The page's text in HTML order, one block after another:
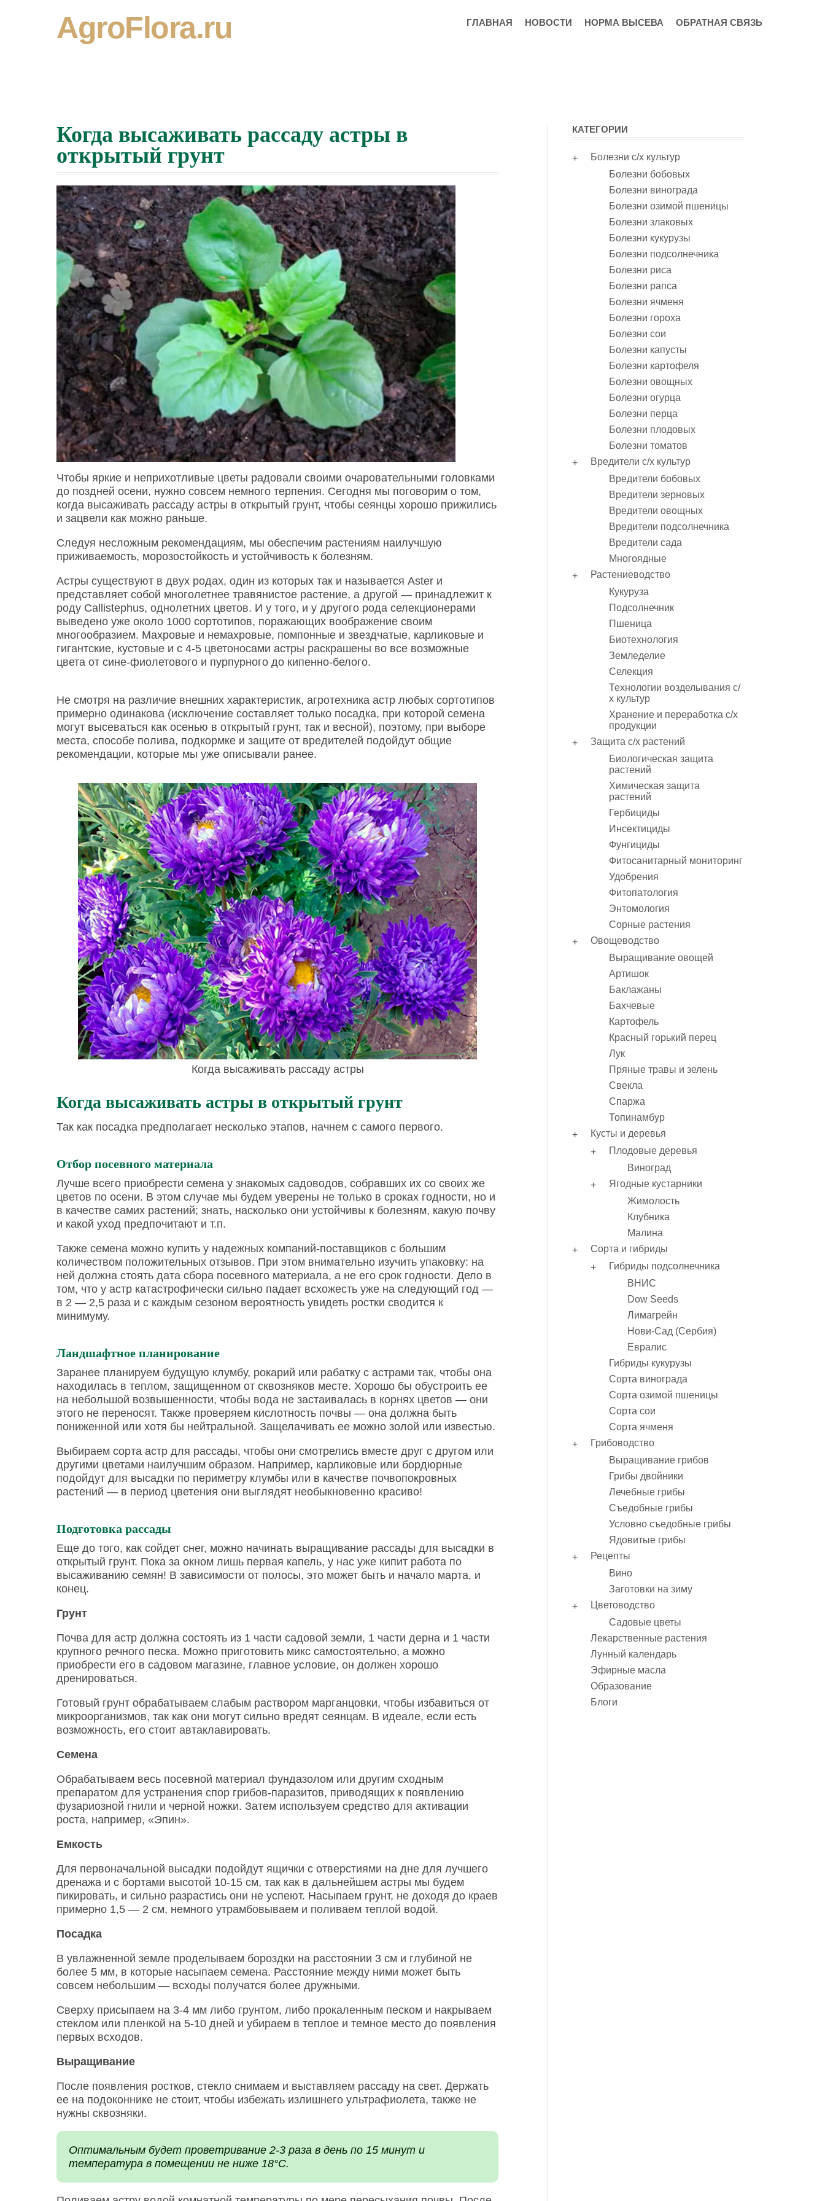
AgroFlora.ru ГЛАВНАЯ НОВОСТИ НОРМА ВЫСЕВА ОБРАТНАЯ СВЯЗЬ
Когда высаживать рассаду астры в
открытый грунт
Чтобы яркие и неприхотливые цветы радовали своими очаровательными головками
до поздней осени, нужно совсем немного терпения. Сегодня мы поговорим о том,
когда высаживать рассаду астры в открытый грунт, чтобы сеянцы хорошо прижились
и зацвели как можно раньше.
Следуя несложным рекомендациям, мы обеспечим растениям наилучшую
приживаемость, морозостойкость и устойчивость к болезням.
Астры существуют в двух родах, один из которых так и называется Aster и
представляет собой многолетнее травянистое растение, а другой — принадлежит к
роду Callistephus, однолетних цветов. И у того, и у другого рода селекционерами
выведено уже около 1000 сортотипов, поражающих воображение своим
многообразием. Махровые и немахровые, помпонные и звездчатые, карликовые и
гигантские, кустовые и с 4-5 цветоносами астры раскрашены во все возможные
цвета от сине-фиолетового и пурпурного до кипенно-белого.
Не смотря на различие внешних характеристик, агротехника астр любых сортотипов
примерно одинакова (исключение составляет только посадка, при которой семена
могут высеваться как осенью в открытый грунт, так и весной), поэтому, при выборе
места, способе полива, подкормке и защите от вредителей подойдут общие
рекомендации, которые мы уже описывали ранее.
Когда высаживать рассаду астры
Когда высаживать астры в открытый грунт
Так как посадка предполагает несколько этапов, начнем с самого первого.
Отбор посевного материала
Лучше всего приобрести семена у знакомых садоводов, собравших их со своих же
цветов по осени. В этом случае мы будем уверены не только в сроках годности, но и
в качестве самих растений; знать, насколько они устойчивы к болезням, какую почву
и какой уход предпочитают и т.п.
Также семена можно купить у надежных компаний-поставщиков с большим
количеством положительных отзывов. При этом внимательно изучить упаковку: на
ней должна стоять дата сбора посевного материала, а не его срок годности. Дело в
том, что у астр катастрофически сильно падает всхожесть уже на следующий год —
в 2 — 2,5 раза и с каждым сезоном вероятность увидеть ростки сводится к
минимуму.
Ландшафтное планирование
Заранее планируем будущую клумбу, рокарий или рабатку с астрами так, чтобы она
находилась в теплом, защищенном от сквозняков месте. Хорошо бы обустроить ее
на небольшой возвышенности, чтобы вода не застаивалась в корнях цветов — они
этого не переносят. Также проверяем кислотность почвы — она должна быть
пониженной или хотя бы нейтральной. Защелачивать ее можно золой или известью.
Выбираем сорта астр для рассады, чтобы они смотрелись вместе друг с другом или
другими цветами наилучшим образом. Например, карликовые или бордюрные
подойдут для высадки по периметру клумбы или в качестве почвопокровных
растений — в период цветения они выглядят необыкновенно красиво!
Подготовка рассады
Еще до того, как сойдет снег, можно начинать выращивание рассады для высадки в
открытый грунт. Пока за окном лишь первая капель, у нас уже кипит работа по
высаживанию семян! В зависимости от полосы, это может быть и начало марта, и
конец.
Грунт
Почва для астр должна состоять из 1 части садовой земли, 1 части дерна и 1 части
крупного речного песка. Можно приготовить микс самостоятельно, а можно
приобрести его в садовом магазине, главное условие, он должен хорошо
дренироваться.
Готовый грунт обрабатываем слабым раствором марганцовки, чтобы избавиться от
микроорганизмов, так как они могут сильно вредят сеянцам. В идеале, если есть
возможность, его стоит автаклавировать.
Семена
Обрабатываем весь посевной материал фундазолом или другим сходным
препаратом для устранения спор грибов-паразитов, приводящих к появлению
фузариозной гнили и черной ножки. Затем используем средство для активации
роста, например, «Эпин».
Емкость
Для первоначальной высадки подойдут ящички с отверстиями на дне для лучшего
дренажа и с бортами высотой 10-15 см, так как в дальнейшем астры мы будем
пикировать, и сильно разрастись они не успеют. Насыпаем грунт, не доходя до краев
примерно 1,5 — 2 см, немного утрамбовываем и поливаем теплой водой.
Посадка
В увлажненной земле проделываем бороздки на расстоянии 3 см и глубиной не
более 5 мм, в которые насыпаем семена. Расстояние между ними может быть
совсем небольшим — всходы получатся более дружными.
Сверху присыпаем на 3-4 мм либо грунтом, либо прокаленным песком и накрываем
стеклом или пленкой на 5-10 дней и убираем в теплое и темное место до появления
первых всходов.
Выращивание
После появления ростков, стекло снимаем и выставляем рассаду на свет. Держать
ее на подоконнике не стоит, чтобы избежать излишнего ультрафиолета, также не
нужны сквозняки.
Оптимальным будет проветривание 2-3 раза в день по 15 минут и
температура в помещении не ниже 18°С.
КАТЕГОРИИ
Болезни с/х культур
Болезни бобовых
Болезни винограда
Болезни озимой пшеницы
Болезни злаковых
Болезни кукурузы
Болезни подсолнечника
Болезни риса
Болезни рапса
Болезни ячменя
Болезни гороха
Болезни сои
Болезни капусты
Болезни картофеля
Болезни овощных
Болезни огурца
Болезни перца
Болезни плодовых
Болезни томатов
Вредители с/х культур
Вредители бобовых
Вредители зерновых
Вредители овощных
Вредители подсолнечника
Вредители сада
Многоядные
Растениеводство
Кукуруза
Подсолнечник
Пшеница
Биотехнология
Земледелие
Селекция
Технологии возделывания с/
х культур
Хранение и переработка с/х
продукции
Защита с/х растений
Биологическая защита
растений
Химическая защита
растений
Гербициды
Инсектициды
Фунгициды
Фитосанитарный мониторинг
Удобрения
Фитопатология
Энтомология
Сорные растения
Овощеводство
Выращивание овощей
Артишок
Баклажаны
Бахчевые
Картофель
Красный горький перец
Лук
Пряные травы и зелень
Свекла
Спаржа
Топинамбур
Кусты и деревья
Плодовые деревья
Виноград
Ягодные кустарники
Жимолость
Клубника
Малина
Сорта и гибриды
Гибриды подсолнечника
ВНИС
Dow Seeds
Лимагрейн
Нови-Сад (Сербия)
Евралис
Гибриды кукурузы
Сорта винограда
Сорта озимой пшеницы
Сорта сои
Сорта ячменя
Грибоводство
Выращивание грибов
Грибы двойники
Лечебные грибы
Съедобные грибы
Условно съедобные грибы
Ядовитые грибы
Рецепты
Вино
Заготовки на зиму
Цветоводство
Садовые цветы
Лекарственные растения
Лунный календарь
Эфирные масла
Образование
Блоги